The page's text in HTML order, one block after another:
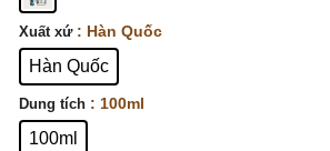
Xuất xứ : Hàn Quốc
Hàn Quốc
Dung tích : 100ml
100ml